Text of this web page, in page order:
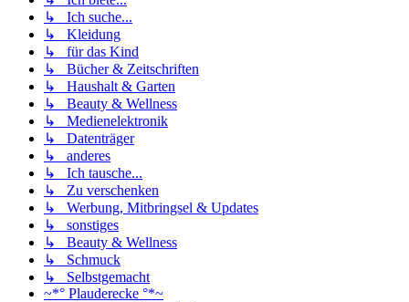
↳ Ich suche...
↳ Kleidung
↳ für das Kind
↳ Bücher & Zeitschriften
↳ Haushalt & Garten
↳ Beauty & Wellness
↳ Medienelektronik
↳ Datenträger
↳ anderes
↳ Ich tausche...
↳ Zu verschenken
↳ Werbung, Mitbringsel & Updates
↳ sonstiges
↳ Beauty & Wellness
↳ Schmuck
↳ Selbstgemacht
~*° Plauderecke °*~